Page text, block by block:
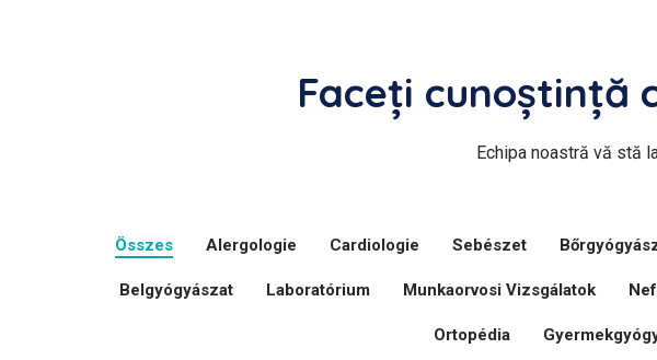
Faceți cunoștință
Echipa noastră vă stă
Összes Alergologie Cardiologie Sebészet
Belgyógyászat Laboratórium Munkaorvosi Vizsgálatok
Ortopédia